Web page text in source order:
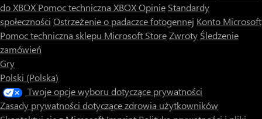
do XBOX Pomoc techniczna XBOXOpinie Standardy
społeczności Ostrzeżenie o padaczce fotogennej Konto Microsoft
Pomoc techniczna sklepu Microsoft StoreZwroty Śledzenie
zamówień
Gry
Polski (Polska)
Twoje opcje wyboru dotyczące prywatności
Zasady prywatności dotyczące zdrowia użytkowników